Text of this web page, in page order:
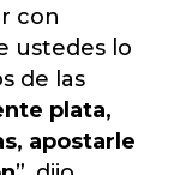
con
ustedes lo
de las
plata,
apostarle